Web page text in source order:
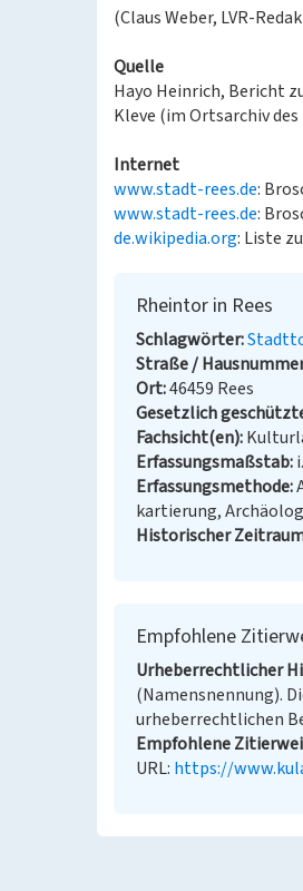
(Claus Weber, LVR-
Quelle
Hayo Heinrich, Bericht
Kleve (im Ortsarchiv
Internet
www.stadt-rees.de:
www.stadt-rees.de:
de.wikipedia.org: Liste
Rheintor in Rees
Schlagwörter
Straße /
Ort 46459 Rees
Gesetzlich
Fachsicht(en)
Erfassungsmaßstab
Erfassungsmethode
kartierung,
Historischer
Empfohlene
Urheberrechtlicher
(Namensnennung).
urheberrechtlichen
Empfohlene
URL: https://